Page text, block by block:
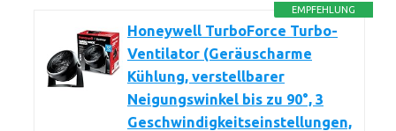
EMPFEHLUNG
Honeywell TurboForce Turbo-
Ventilator (Geräuscharme
Kühlung, verstellbarer
Neigungswinkel bis zu 90°, 3
Geschwindigkeitseinstellungen,